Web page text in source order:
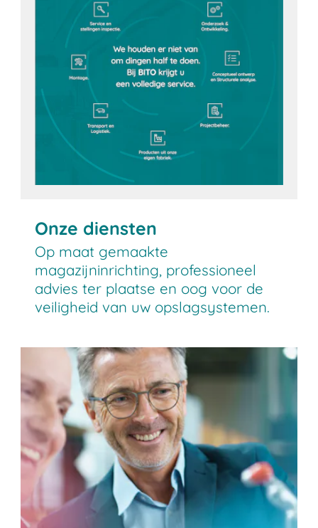
Onze diensten
Op maat gemaakte
magazijninrichting, professioneel
advies ter plaatse en oog voor de
veiligheid van uw opslagsystemen.